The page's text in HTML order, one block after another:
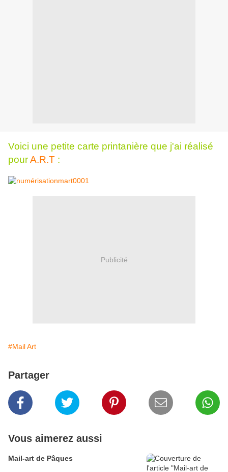
Voici une petite carte printanière que j'ai réalisé
pourA.R.T :
Publicité
#Mail Art
Partager
Vous aimerez aussi
Mail-art de Pâques